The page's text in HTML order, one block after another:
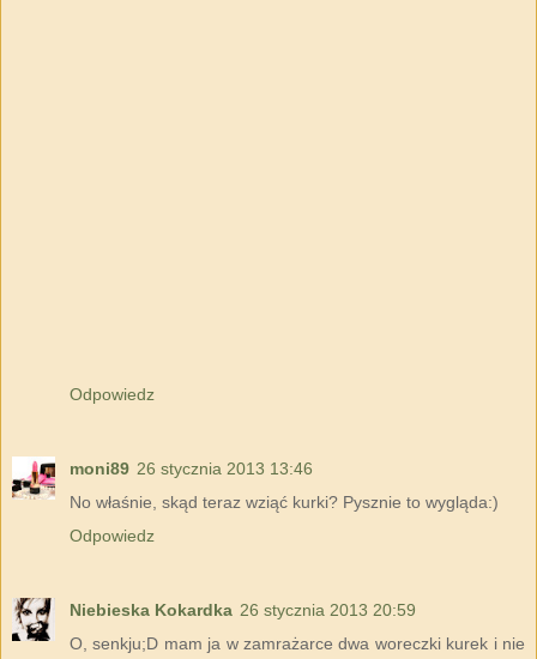
Odpowiedz
moni89 26 stycznia 2013 13:46
No właśnie, skąd teraz wziąć kurki? Pysznie to wygląda:)
Odpowiedz
Niebieska Kokardka 26 stycznia 2013 20:59
O, senkju;D mam ja w zamrażarce dwa woreczki kurek i nie